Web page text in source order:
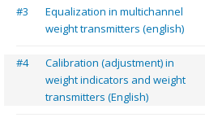
#3
Equalization in multichannel
weight transmitters (english)
#4
Calibration (adjustment) in
weight indicators and weight
transmitters (English)